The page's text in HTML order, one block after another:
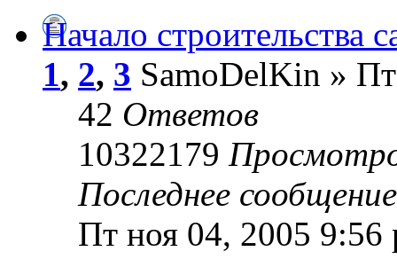
Начало строительства
1, 2, 3 SamoDelKin »
42 Ответов
10322179
Последнее
Пт ноя 04, 2005 9:56